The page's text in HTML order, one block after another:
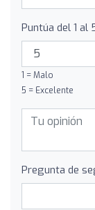
Puntúa del 1 al
1 = Malo
5 = Excelente
Pregunta de